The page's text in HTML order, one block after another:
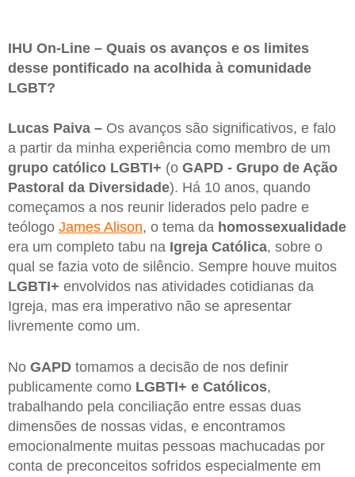
IHU On-Line – Quais os avanços e os limites
desse pontificado na acolhida à comunidade
LGBT?
Lucas Paiva – Os avanços são significativos, e falo
a partir da minha experiência como membro de um
grupo católico LGBTI+ (o GAPD - Grupo de Ação
Pastoral da Diversidade). Há 10 anos, quando
começamos a nos reunir liderados pelo padre e
teólogo James Alison, o tema da homossexualidade
era um completo tabu na Igreja Católica, sobre o
qual se fazia voto de silêncio. Sempre houve muitos
LGBTI+ envolvidos nas atividades cotidianas da
Igreja, mas era imperativo não se apresentar
livremente como um.
No GAPD tomamos a decisão de nos definir
publicamente como LGBTI+ e Católicos,
trabalhando pela conciliação entre essas duas
dimensões de nossas vidas, e encontramos
emocionalmente muitas pessoas machucadas por
conta de preconceitos sofridos especialmente em